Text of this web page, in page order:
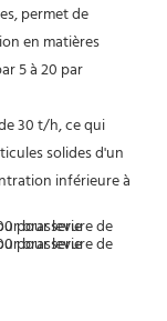
permet de
en matières
5 à 20 par
solides d'un
inférieure à